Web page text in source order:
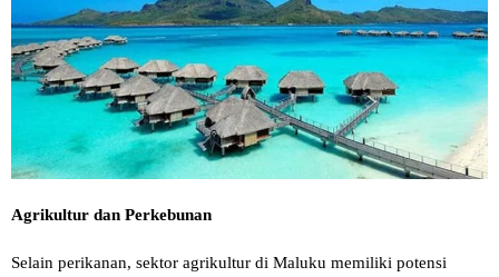
Agrikultur dan Perkebunan
Selain perikanan, sektor agrikultur di Maluku memiliki potensi